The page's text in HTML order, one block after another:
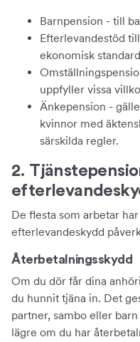
Barnpension - till
Efterlevandestöd
ekonomisk
uppfyller vissa
Änkepension -
kvinnor med
särskilda regler.
2.
De flesta som arbetar
efterlevandeskydd
Återbetalningsskydd
Om du dör får dina
du hunnit tjäna in. Det
partner, sambo eller
lägre om du har